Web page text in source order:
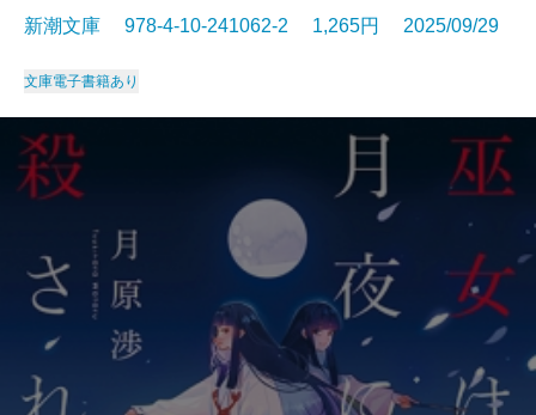
新潮文庫 978-4-10-241062-2 1,265円 2025/09/29
文庫電子書籍あり